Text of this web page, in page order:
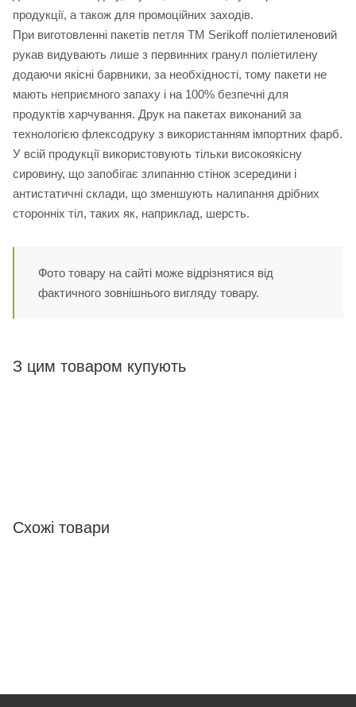
продукції, а також для промоційних заходів.
При виготовленні пакетів петля ТМ Serikoff поліетиленовий
рукав видувають лише з первинних гранул поліетилену
додаючи якісні барвники, за необхідності, тому пакети не
мають неприємного запаху і на 100% безпечні для
продуктів харчування. Друк на пакетах виконаний за
технологією флексодруку з використанням імпортних фарб.
У всій продукції використовують тільки високоякісну
сировину, що запобігає злипанню стінок зсередини і
антистатичні склади, що зменшують налипання дрібних
сторонніх тіл, таких як, наприклад, шерсть.
Фото товару на сайті може відрізнятися від
фактичного зовнішнього вигляду товару.
З цим товаром купують
Схожі товари